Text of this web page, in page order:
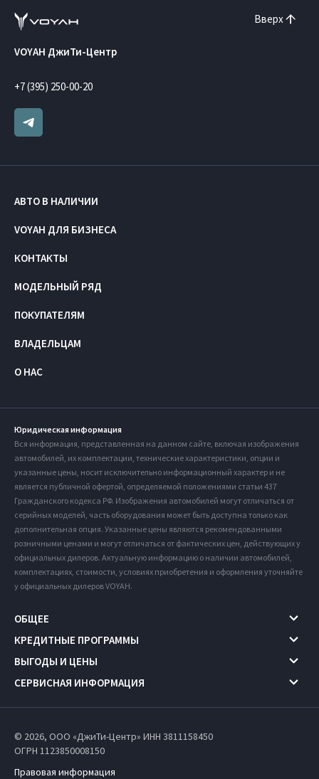
Вверх
VOYAH ДжиТи-Центр
+7 (395) 250-00-20
АВТО В НАЛИЧИИ
VOYAH ДЛЯ БИЗНЕСА
КОНТАКТЫ
МОДЕЛЬНЫЙ РЯД
ПОКУПАТЕЛЯМ
ВЛАДЕЛЬЦАМ
О НАС
Юридическая информация
Вся информация, представленная на данном сайте, включая изображения
автомобилей, их комплектации, технические характеристики, опции и
указанные цены, носит исключительно информационный характер и не
является публичной офертой, определяемой положениями статьи 437
Гражданского кодекса РФ. Изображения автомобилей могут отличаться от
серийных моделей, часть оборудования может быть доступна только как
дополнительная опция. Указанные цены являются рекомендованными
розничными ценами и могут отличаться от фактических цен, действующих у
официальных дилеров. Актуальную информацию о наличии автомобилей,
комплектациях, стоимости, условиях приобретения и оформления уточняйте
у официальных дилеров VOYAH.
ОБЩЕЕ
КРЕДИТНЫЕ ПРОГРАММЫ
ВЫГОДЫ И ЦЕНЫ
СЕРВИСНАЯ ИНФОРМАЦИЯ
© 2026, ООО «ДжиТи-Центр» ИНН 3811158450
ОГРН 1123850008150
Правовая информация